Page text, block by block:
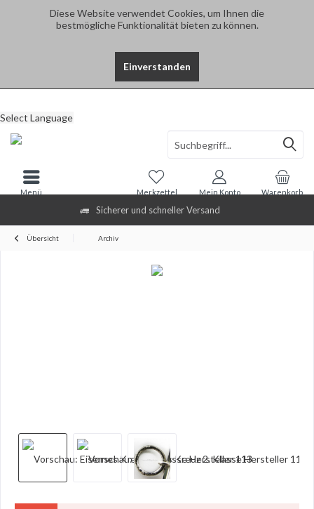
Diese Website verwendet Cookies, um Ihnen die
bestmögliche Funktionalität bieten zu können.
Einverstanden
Sicherer und schneller Versand
Select Language
Warenkorb
Merkzettel Mein Konto
Menü
Übersicht Archiv